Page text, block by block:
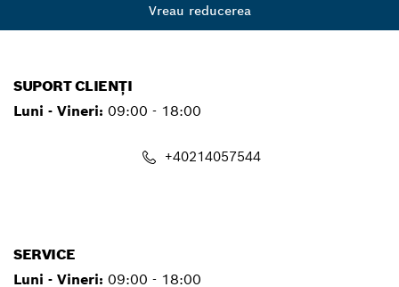
Vreau reducerea
SUPORT CLIENȚI
Luni - Vineri: 09:00 - 18:00
+40214057544
SERVICE
Luni - Vineri: 09:00 - 18:00